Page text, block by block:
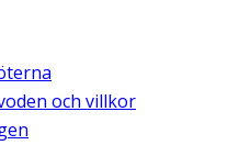
och villkor